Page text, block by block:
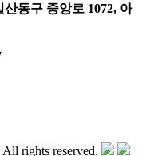
동구 중앙로 1072, 아
rights reserved.